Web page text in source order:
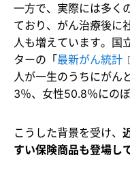
一方で、実際には多く
ており、がん治療後に
人も増えています。国
ターの「最新がん統計
人が一生のうちにがん
3％、女性50.8％にのぼ
こうした背景を受け、
すい保険商品も登場し